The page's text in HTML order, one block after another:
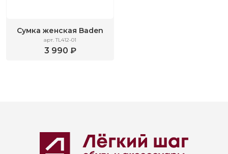
Сумка женская Baden
арт. TL412-01
3 990 ₽